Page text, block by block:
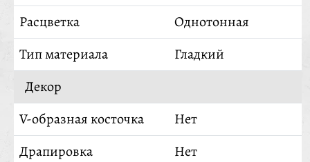
Расцветка
Однотонная
Тип материала
Гладкий
Декор
V-образная косточка
Нет
Драпировка
Нет